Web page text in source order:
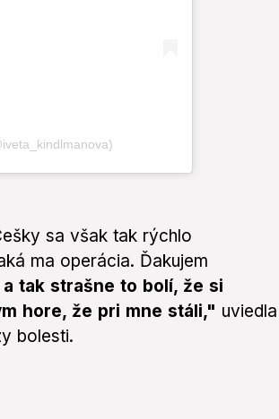
sa však tak rýchlo
ma operácia. Ďakujem
tak strašne to bolí, že si
hore, že pri mne stáli," uviedla
bolesti.